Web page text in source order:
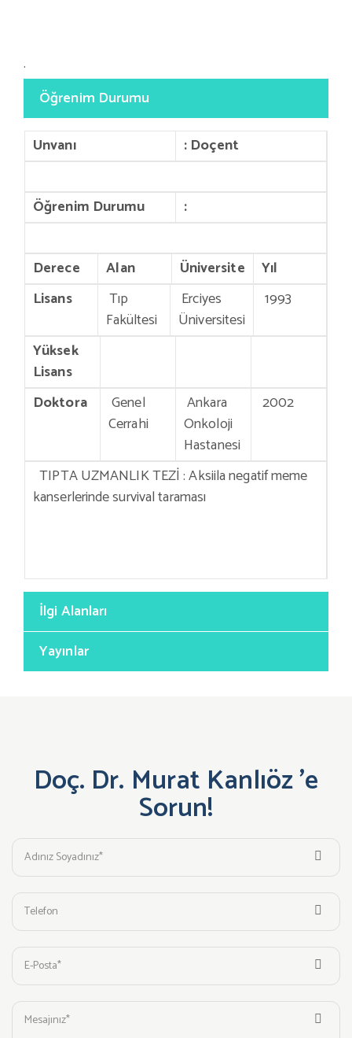
.
Öğrenim Durumu
Unvanı
: Doçent
Öğrenim Durumu :
Derece Alan Üniversite
Yıl
Lisans
Tıp
Fakültesi
Erciyes
Üniversitesi
1993
Yüksek
Lisans
Doktora
Genel
Cerrahi
Ankara
Onkoloji
Hastanesi
2002
TIPTA UZMANLIK TEZİ : Aksiila negatif meme
kanserlerinde survival taraması
İlgi Alanları
Yayınlar
Doç. Dr. Murat Kanlıöz 'e
Sorun!